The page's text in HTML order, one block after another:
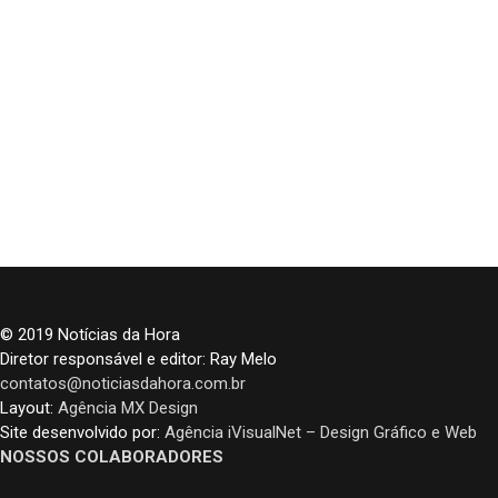
© 2019 Notícias da Hora
Diretor responsável e editor: Ray Melo
contatos@noticiasdahora.com.br
Layout: Agência MX Design
Site desenvolvido por: Agência iVisualNet – Design Gráfico e Web
NOSSOS COLABORADORES